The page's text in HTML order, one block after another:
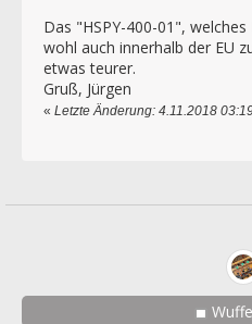
Das "HSPY-400-01",
wohl auch innerhalb der EU
etwas teurer.
Gruß, Jürgen
« Letzte Änderung: 4.11.2018